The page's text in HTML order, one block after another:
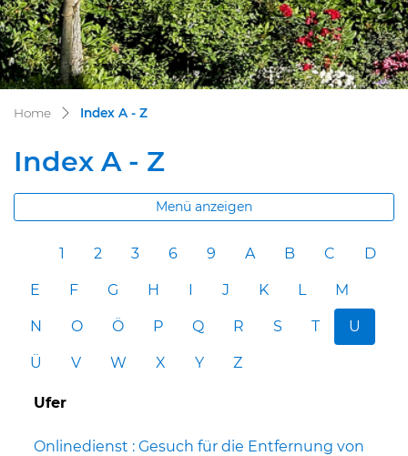
Home Index A - Z(ausgewählt)
Index A - Z
Menü anzeigen
1 2 3 6 9 A B C D
E F G H I J K L M
N O Ö P Q R S T U
Ü V W X Y Z
Ufer
Onlinedienst : Gesuch für die Entfernung von